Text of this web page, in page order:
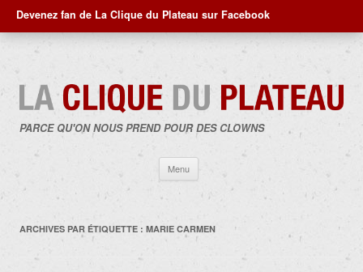
Devenez fan de La Clique du Plateau sur Facebook
PARCE QU'ON NOUS PREND POUR DES CLOWNS
Menu
contenu
ARCHIVES PAR ÉTIQUETTE : MARIE CARMEN